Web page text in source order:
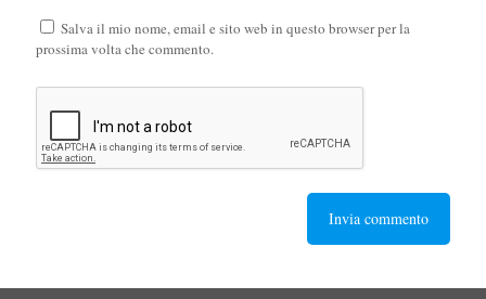
Salva il mio nome, email e sito web in questo browser per la
prossima volta che commento.